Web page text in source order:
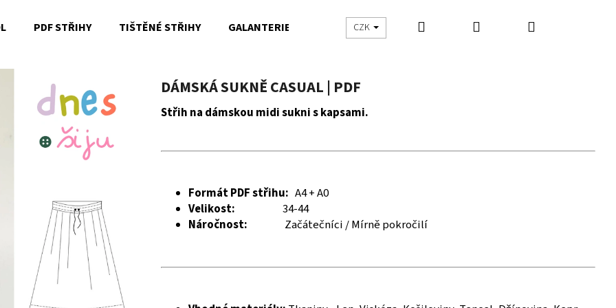
PDF STŘIHY TIŠTĚNÉ STŘIHY GALANTERIE ŠIJEME S DNES ŠIJU
CZK Hledat PřihlášeníNákupní
DÁMSKÁ SUKNĚ CASUAL | PDF
Střih na dámskou midi sukni s kapsami.
Formát PDF střihu: A4 + A0
Velikost: 34-44
Náročnost: Začátečníci / Mírně pokročilí
Co potřebujete najít?